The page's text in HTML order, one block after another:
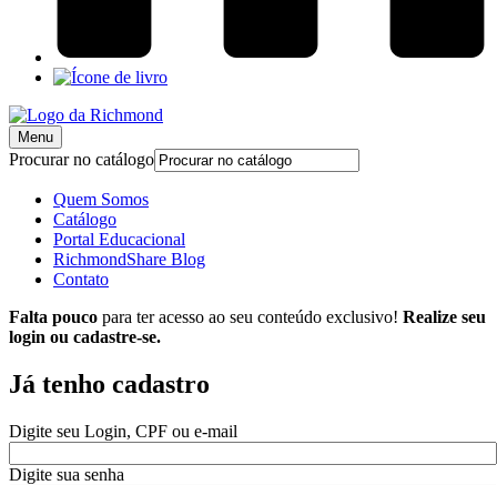
Menu
Procurar no catálogo
Quem Somos
Catálogo
Portal Educacional
RichmondShare Blog
Contato
Falta pouco para ter acesso ao seu conteúdo exclusivo! Realize seu
login ou cadastre-se.
Já tenho cadastro
Digite seu Login, CPF ou e-mail
Digite sua senha